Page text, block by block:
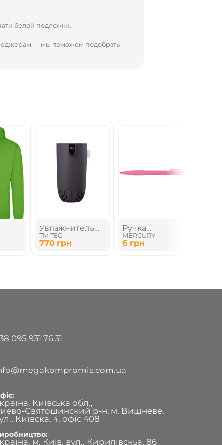
белой подложки.
— мы поможем подобрать
Увлажнитель
воздуха
TM TEG
770 грн
Ручка
шариковая
автоматическая
MERCURY
6 грн
095 931 76 31
Київська обл.,
Святошинский р-н, м. Вишневе,
Київска, 4, офіс 408
м. Київ, вул., Кирилівскьа, 86